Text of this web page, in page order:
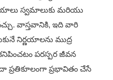
స్వమాలుకు మరియు
వాస్తవానికి, ఇది వారి
నిర్ణయాలను ముద్ర
కనిపించటం పరస్పర జీవన
ప్రభావితం చేసే